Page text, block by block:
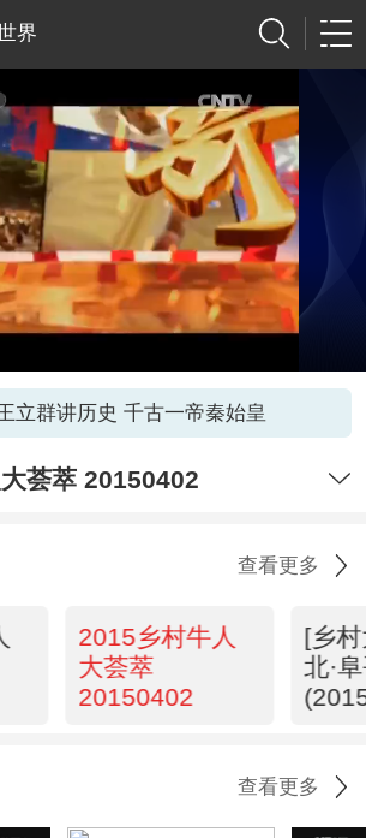
界
立群讲历史 千古一帝秦始皇
荟萃 20150402
查看更多
2015乡村牛人
大荟萃
20150402
[乡
北·
查看更多